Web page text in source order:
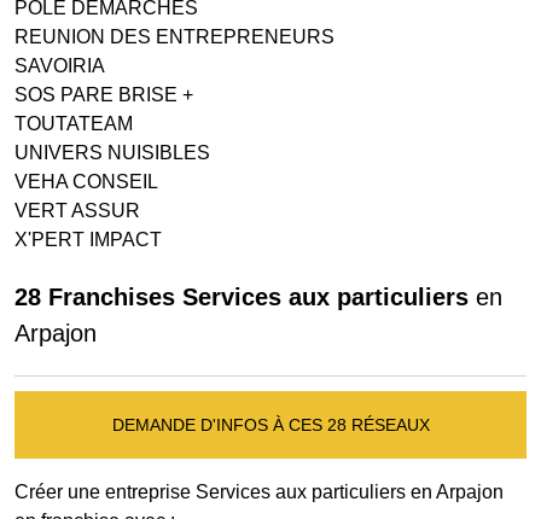
POLE DEMARCHES
REUNION DES ENTREPRENEURS
SAVOIRIA
SOS PARE BRISE +
TOUTATEAM
UNIVERS NUISIBLES
VEHA CONSEIL
VERT ASSUR
X'PERT IMPACT
28 Franchises Services aux particuliers en
Arpajon
DEMANDE D'INFOS À CES 28 RÉSEAUX
Créer une entreprise Services aux particuliers en Arpajon